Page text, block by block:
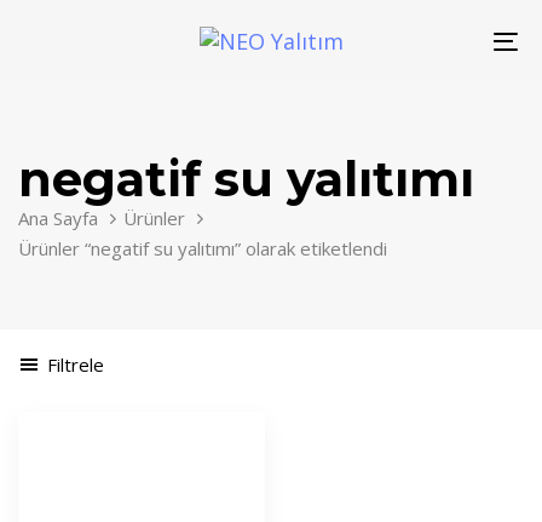
content
negatif su yalıtımı
Ana Sayfa
Ürünler
Ürünler “negatif su yalıtımı” olarak etiketlendi
Filtrele